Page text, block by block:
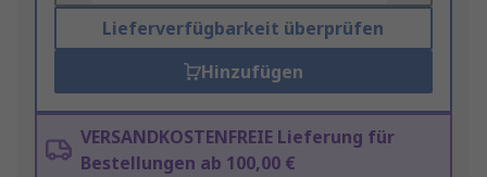
Lieferverfügbarkeit überprüfen
Hinzufügen
VERSANDKOSTENFREIE Lieferung für
Bestellungen ab 100,00 €